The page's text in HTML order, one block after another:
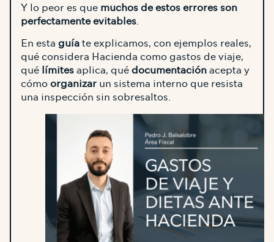
Y lo peor es que muchos de estos errores son
perfectamente evitables.
En esta guíate explicamos, con ejemplos reales,
qué considera Hacienda como gastos de viaje,
qué límitesaplica, quédocumentaciónacepta y
cómoorganizar un sistema interno que resista
una inspección sin sobresaltos.